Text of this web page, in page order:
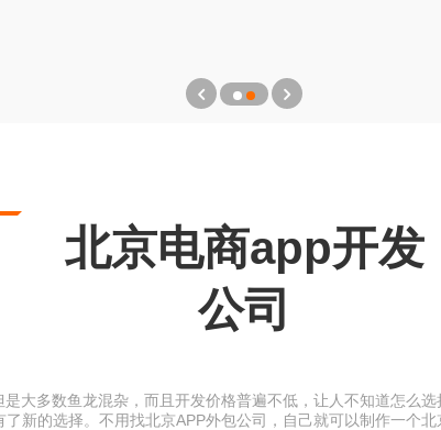
北京电商app开发
公司
大多数鱼龙混杂，而且开发价格普遍不低，让人不知道怎么
新的选择。不用找北京APP外包公司，自己就可以制作一个